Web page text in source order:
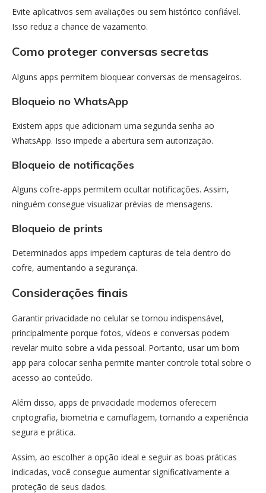
Evite aplicativos sem avaliações ou sem histórico confiável.
Isso reduz a chance de vazamento.
Como proteger conversas secretas
Alguns apps permitem bloquear conversas de mensageiros.
Bloqueio no WhatsApp
Existem apps que adicionam uma segunda senha ao
WhatsApp. Isso impede a abertura sem autorização.
Bloqueio de notificações
Alguns cofre-apps permitem ocultar notificações. Assim,
ninguém consegue visualizar prévias de mensagens.
Bloqueio de prints
Determinados apps impedem capturas de tela dentro do
cofre, aumentando a segurança.
Considerações finais
Garantir privacidade no celular se tornou indispensável,
principalmente porque fotos, vídeos e conversas podem
revelar muito sobre a vida pessoal. Portanto, usar um bom
app para colocar senha permite manter controle total sobre o
acesso ao conteúdo.
Além disso, apps de privacidade modernos oferecem
criptografia, biometria e camuflagem, tornando a experiência
segura e prática.
Assim, ao escolher a opção ideal e seguir as boas práticas
indicadas, você consegue aumentar significativamente a
proteção de seus dados.